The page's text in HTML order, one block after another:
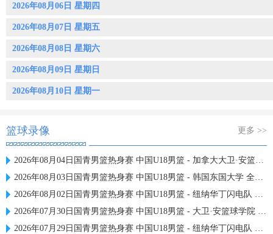
2026年08月06日 星期四
2026年08月07日 星期五
2026年08月08日 星期六
2026年08月09日 星期日
2026年08月10日 星期一
篮球录像 更多 >>
2026年08月04日国青男篮热身赛 中国U18男篮 - 加拿大大卫·安篮球学院 全场录像
2026年08月03日国青男篮热身赛 中国U18男篮 - 韩国东国大学 全场录像
2026年08月02日国青男篮热身赛 中国U18男篮 - 纽纳华丁闪电队 全场录像
2026年07月30日国青男篮热身赛 中国U18男篮 - 大卫·安篮球学院 全场录像
2026年07月29日国青男篮热身赛 中国U18男篮 - 纽纳华丁闪电队 全场录像